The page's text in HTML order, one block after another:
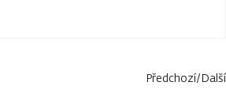
Předchozí/Další